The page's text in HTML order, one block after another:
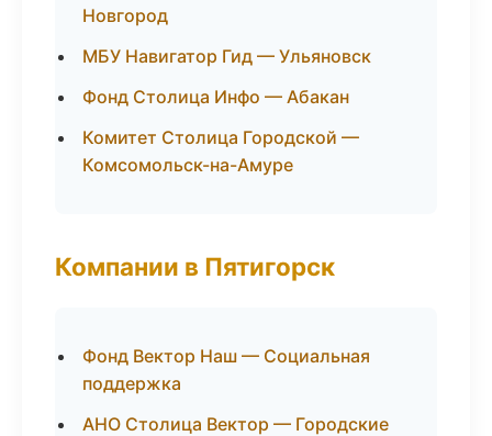
Новгород
МБУ Навигатор Гид — Ульяновск
Фонд Столица Инфо — Абакан
Комитет Столица Городской —
Комсомольск-на-Амуре
Компании в Пятигорск
Фонд Вектор Наш — Социальная
поддержка
АНО Столица Вектор — Городские